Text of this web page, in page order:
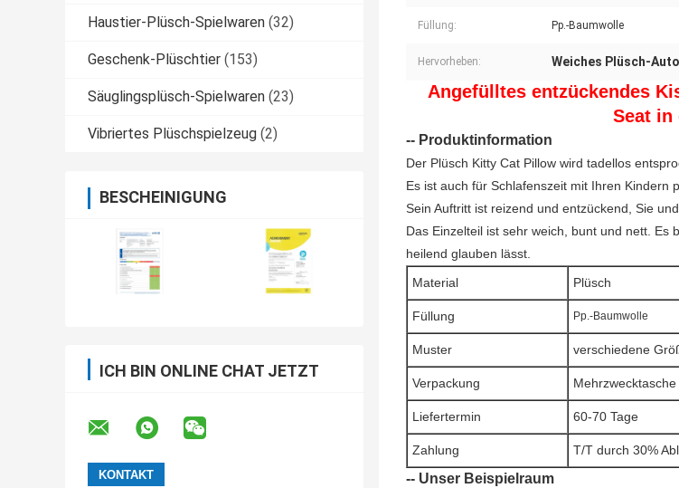
Haustier-Plüsch-Spielwaren (32)
Geschenk-Plüschtier (153)
Säuglingsplüsch-Spielwaren (23)
Vibriertes Plüschspielzeug (2)
BESCHEINIGUNG
ICH BIN ONLINE CHAT JETZT
Füllung: Pp.-Baumwolle
Hervorheben: Weiches Plüsch-
Angefülltes entzückendes
Seat in
-- Produktinformation
Der Plüsch Kitty Cat Pillow wird tadellos
Es ist auch für Schlafenszeit mit Ihren Kindern
Sein Auftritt ist reizend und entzückend, Sie
Das Einzelteil ist sehr weich, bunt und nett. Es
heilend glauben lässt.
Material
Plüsch
Füllung Pp.-Baumwolle
Muster verschiedene
Verpackung
Liefertermin 60-70 Tage
Zahlung T/T durch 30%
-- Unser Beispielraum